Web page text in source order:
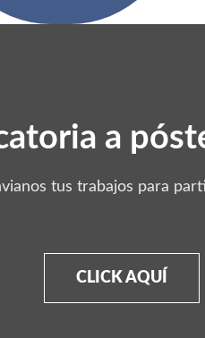
a
tus trabajos para
CLICK AQUÍ